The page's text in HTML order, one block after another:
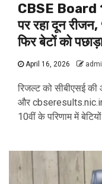
CBSE Board
पर रहा दून
फिर बेटों को
April 16, 2026
रिजल्ट को सीबीएसई
और
10वीं के परिणाम में